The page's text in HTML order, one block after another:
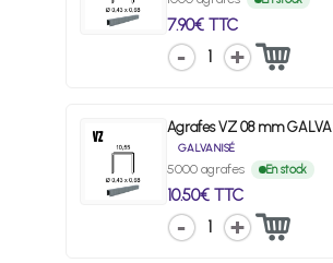
7.90€ TTC
1
Agrafes VZ 08 mm GALVA
GALVANISÉ
5000 agrafes En stock
10.50€ TTC
1